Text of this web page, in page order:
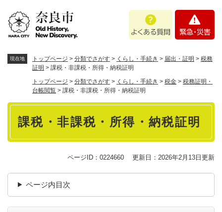
あ
問
・
現在地 トップページ > 分類でさがす > くらし・手続き > 届出・証明 > 税務
証明 > 課税・非課税・所得・納税証明
トップページ > 分類でさがす > くらし・手続き > 税金 > 税務証明・
台帳閲覧 > 課税・非課税・所得・納税証明
本
課税・非課税・所得・納税証明
ページID：0224660 更新日：2026年2月13日更新
ページ内目次